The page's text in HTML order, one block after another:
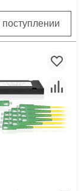
поступлении